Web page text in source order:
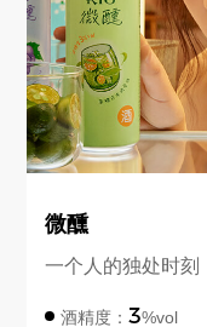
微醺
一个人的独处时刻
酒精度：3%vol